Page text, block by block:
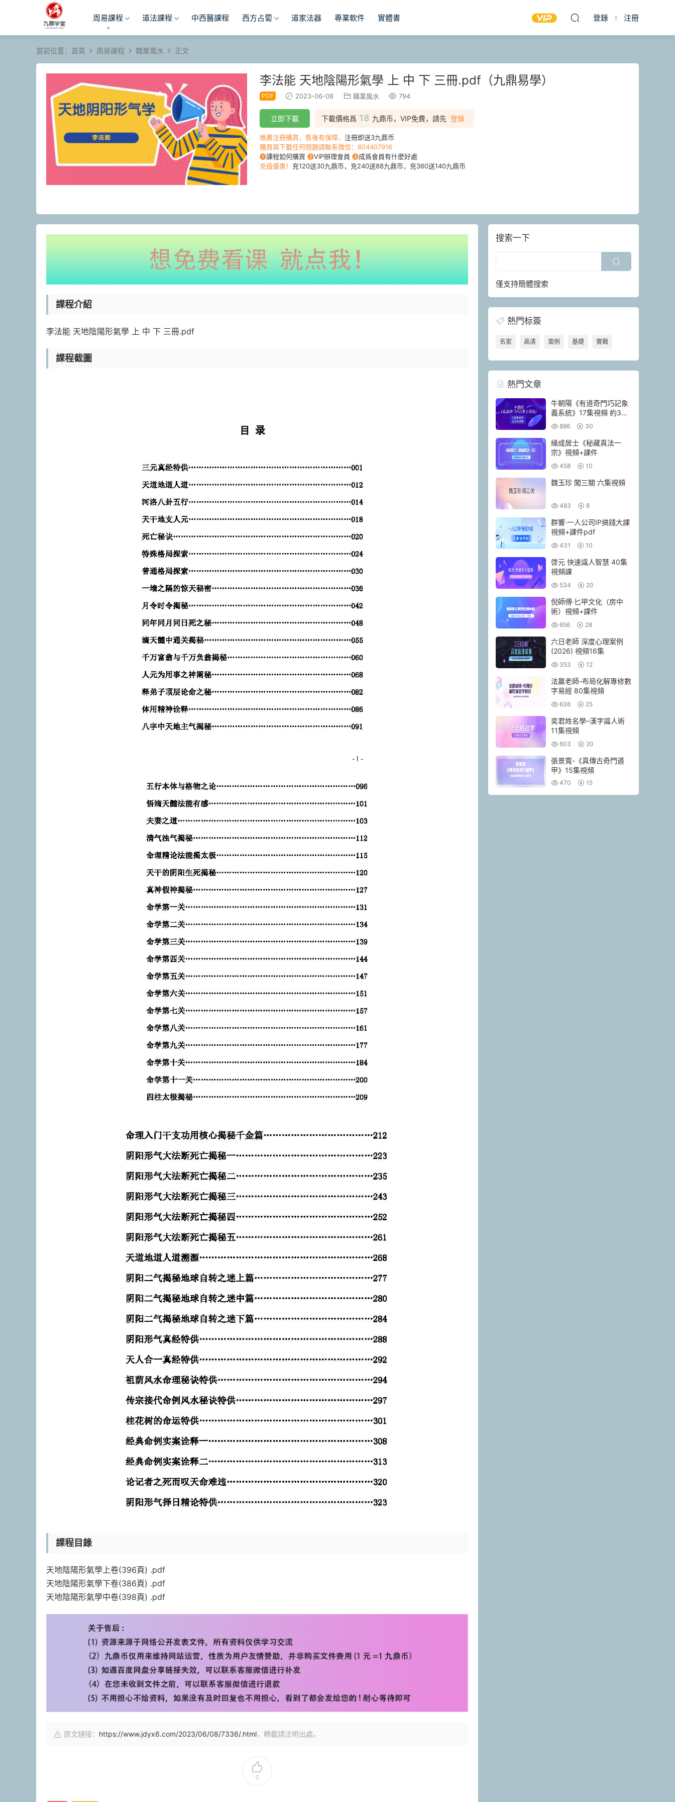
周易課程 道法課程 中西醫課程 西方占蔔 道家法器 專業軟件 實體書 登錄 注冊
當前位置： 首頁 周易課程 職業風水 正文
李法能 天地陰陽形氣學 上 中 下 三冊.pdf（九鼎易學）
PDF 2023-06-08 職業風水 794
下載價格爲 18 九鼎币，VIP免費，請先 登錄
立即下載
推薦注冊購買，售後有保障， 注冊即送3九鼎币
購買與下載任何問題請聯系微信：804407916
❶課程如何購買 ❷VIP辦理會員 ❸成爲會員有什麽好處
充值優惠！ 充120送30九鼎币，充240送88九鼎币，充360送140九鼎币
課程介紹
李法能 天地陰陽形氣學 上 中 下 三冊.pdf
課程截圖
課程目錄
天地陰陽形氣學上卷(396頁) .pdf
天地陰陽形氣學下卷(386頁) .pdf
天地陰陽形氣學中卷(398頁) .pdf
原文鏈接： https://www.jdyx6.com/2023/06/08/7336/.html，轉載請注明出處。
0
搜索一下
僅支持簡體搜索
熱門标簽
名家 高清 案例 基礎 實戰
熱門文章
牛朝陽《有道奇門巧記象
義系統》17集視頻 約3小
時 886 30
緣成居士《秘藏真法一
宗》視頻+課件
458 10
魏玉珍 闖三關 六集視頻
483 8
群響·一人公司IP搞錢大課
視頻+課件pdf
431 10
啓元 快速識人智慧 40集
視頻課
534 20
倪師傅·匕甲文化（房中
術）視頻+課件
656 28
六日老師 深度心理案例
(2026) 視頻16集
353 12
法赢老師-布局化解專修數
字易經 80集視頻
636 25
奕君姓名學–漢字識人術
11集視頻
603 20
張景寬-《真傳古奇門遁
甲》15集視頻
470 15